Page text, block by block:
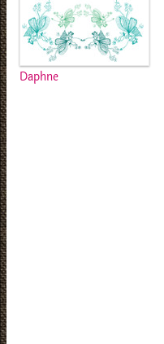
Daphne